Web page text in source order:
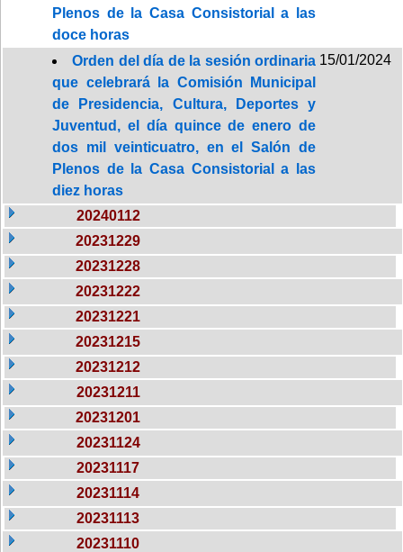
Plenos de la Casa Consistorial a las
doce horas
Orden del día de la sesión ordinaria
que celebrará la Comisión Municipal
de Presidencia, Cultura, Deportes y
Juventud, el día quince de enero de
dos mil veinticuatro, en el Salón de
Plenos de la Casa Consistorial a las
diez horas
15/01/2024
20240112
20231229
20231228
20231222
20231221
20231215
20231212
20231211
20231201
20231124
20231117
20231114
20231113
20231110